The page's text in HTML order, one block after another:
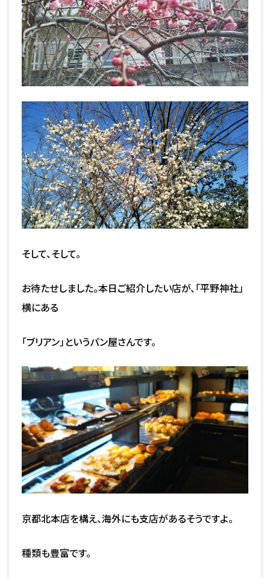
そして、そして。
お待たせしました。本日ご紹介したい店が、「平野神社」
横にある
「ブリアン」というパン屋さんです。
京都北本店を構え、海外にも支店があるそうですよ。
種類も豊富です。